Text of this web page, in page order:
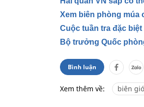
Xem biên phòng múa
Cuộc tuần tra đặc
Bộ trưởng Quốc
Bình luận
Xem thêm về: biên